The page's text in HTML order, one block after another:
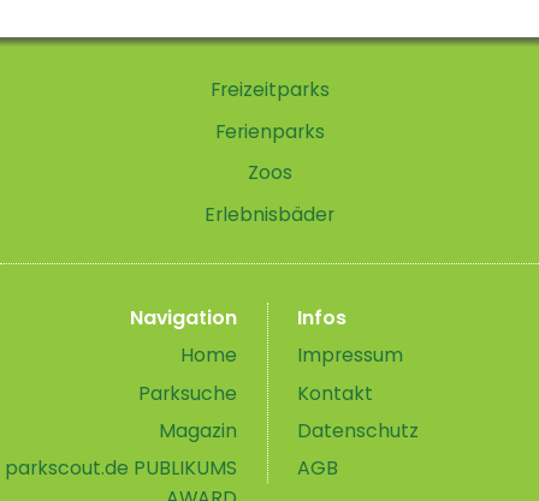
Freizeitparks
Ferienparks
Zoos
Erlebnisbäder
Navigation
Home
Parksuche
Magazin
parkscout.de PUBLIKUMS
Infos
Impressum
Kontakt
Datenschutz
AGB